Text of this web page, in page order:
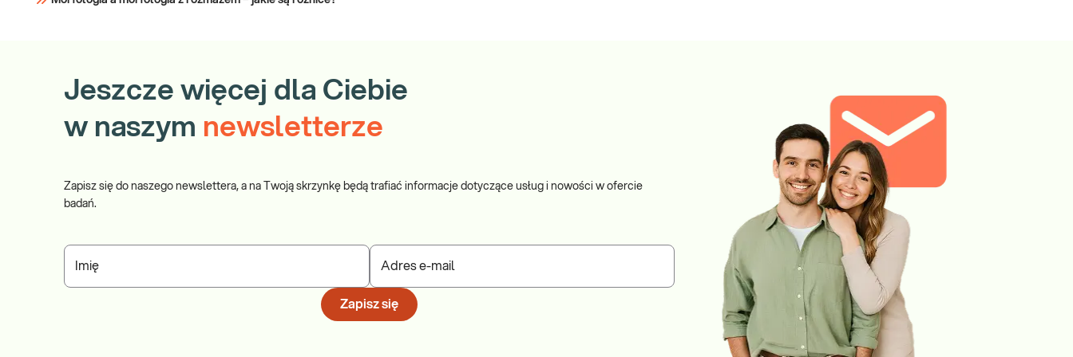
Jeszcze więcej dla Ciebie
w naszym newsletterze
Zapisz się do naszego newslettera, a na Twoją skrzynkę będą trafiać informacje dotyczące usług i nowości w ofercie
badań.
Imię Adres e-mail
Zapisz się